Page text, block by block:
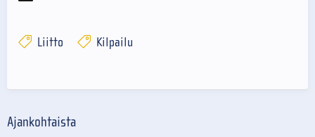
Liitto Kilpailu
Ajankohtaista